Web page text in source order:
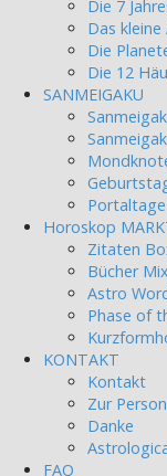
Die 7
Das
Die
Die 12
SANMEIGAKU
Horoskop
Zitaten
Bücher Mix
Astro
Phase of
KONTAKT
Kontakt
Zur Person
Danke
FAQ